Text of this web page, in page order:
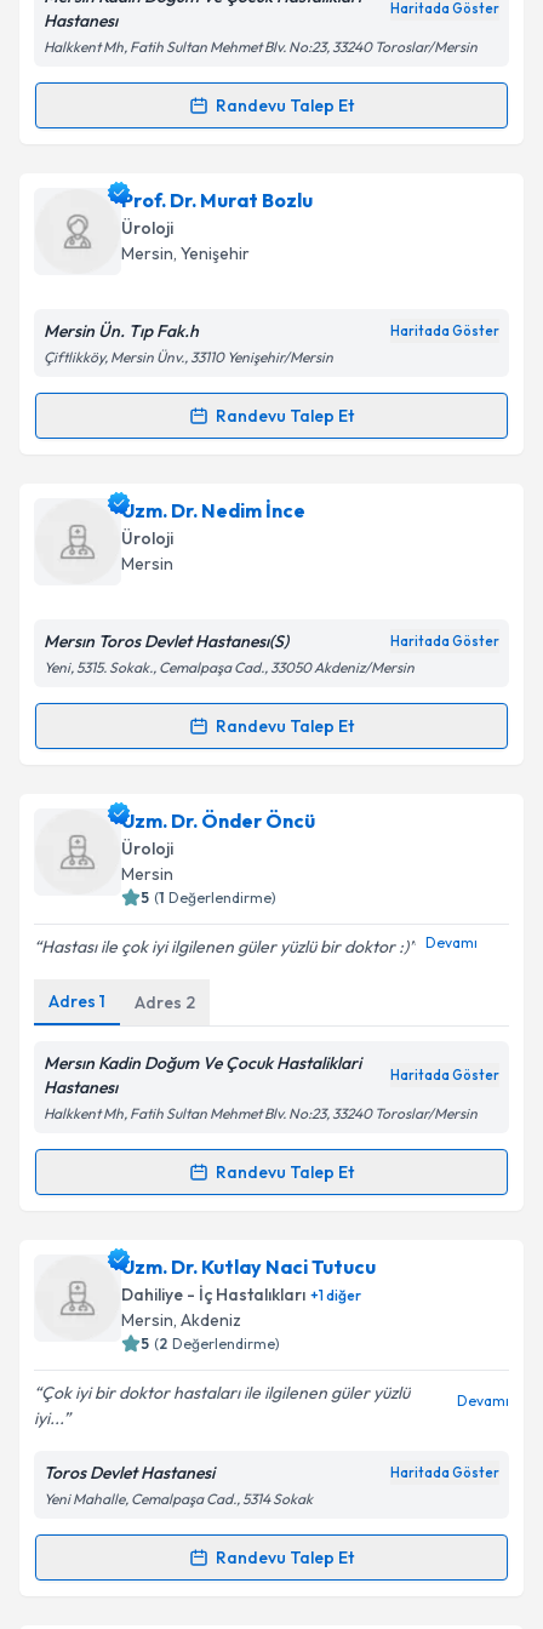
Kişisel verilerimin işlenmesine ilişkinAydınlatma
kapsamda işlenmesini kabul ediyorum.
Hastanesı
Haritada Göster
Halkkent Mh, Fatih Sultan Mehmet Blv. No:23, 33240 Toroslar/Mersin
Randevu Talep Et
Randevu Takvimi Talebi
Dr. Fevzi Uzuniçin randevu takvimi talebi oluşturun.
Size bu uzmandan randevu almanız için bir takvim
hazırlandığında e-posta ile bilgilendireceğiz.
Kişisel verilerimin işlenmesine ilişkin
Metni'ni okudum ve kişisel verilerimin belirtilen
Prof. Dr. Murat Bozlu
Üroloji
Mersin, Yenişehir
Mersin Ün. Tıp Fak.h Haritada Göster
Çiftlikköy, Mersin Ünv., 33110 Yenişehir/Mersin
Randevu Talep Et
Randevu Takvimi Talebi
Prof. Dr. Murat Bozluiçin randevu takvimi talebi
oluşturun. Size bu uzmandan randevu almanız için bir
takvim hazırlandığında e-posta ile bilgilendireceğiz.
Kişisel verilerimin işlenmesine ilişkin
Metni'ni okudum ve kişisel verilerimin belirtilen
Uzm. Dr. Nedim İnce
Üroloji
Mersin
Mersın Toros Devlet Hastanesı(S) Haritada Göster
Yeni, 5315. Sokak., Cemalpaşa Cad., 33050 Akdeniz/Mersin
Randevu Talep Et
Randevu Takvimi Talebi
Uzm. Dr. Nedim İnceiçin randevu takvimi talebi
oluşturun. Size bu uzmandan randevu almanız için bir
takvim hazırlandığında e-posta ile bilgilendireceğiz.
Metni'ni okudum ve kişisel verilerimin belirtilen
kapsamda işlenmesini kabul ediyorum.
Takvim Talebini Gönder
Uzm. Dr. Önder Öncü
Üroloji
Mersin
5 (1 Değerlendirme)
Hastası ile çok iyi ilgilenen güler yüzlü bir doktor :) Devamı
Adres 1 Adres 2
Mersın Kadin Doğum Ve Çocuk Hastaliklari
Hastanesı
Haritada Göster
Halkkent Mh, Fatih Sultan Mehmet Blv. No:23, 33240 Toroslar/Mersin
Randevu Talep Et
Randevu Takvimi Talebi
Uzm. Dr. Önder Öncü için randevu takvimi talebi
oluşturun. Size bu uzmandan randevu almanız için bir
takvim hazırlandığında e-posta ile bilgilendireceğiz.
Kişisel verilerimin işlenmesine ilişkin
Aydınlatma
Metni'ni okudum ve kişisel verilerimin belirtilen
kapsamda işlenmesini kabul ediyorum.
Uzm. Dr. Kutlay Naci Tutucu
Dahiliye - İç Hastalıkları +1diğer
Mersin, Akdeniz
5 (2 Değerlendirme)
Çok iyi bir doktor hastaları ile ilgilenen güler yüzlü
iyi...
Devamı
Toros Devlet Hastanesi Haritada Göster
Yeni Mahalle, Cemalpaşa Cad., 5314 Sokak
Randevu Talep Et
Randevu Takvimi Talebi